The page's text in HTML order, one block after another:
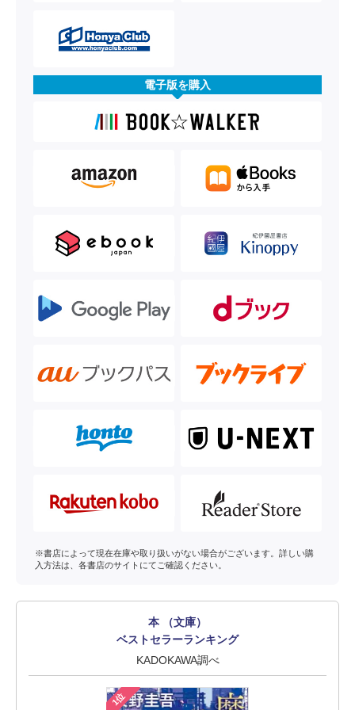
電子版を購入
※書店によって現在在庫や取り扱いがない場合がございます。詳しい購
入方法は、各書店のサイトにてご確認ください。
本 （文庫）
ベストセラーランキング
KADOKAWA調べ
1位